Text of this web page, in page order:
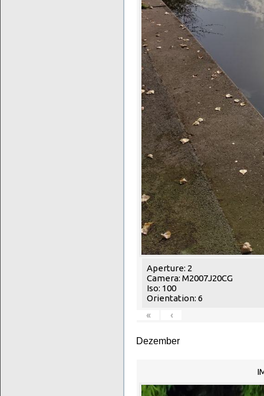
Aperture: 2
Camera: M2007J20CG
Iso: 100
Orientation: 6
«
‹
Dezember